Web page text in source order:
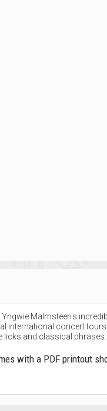
Malmsteen's
international concert
and classical
with a PDF printout